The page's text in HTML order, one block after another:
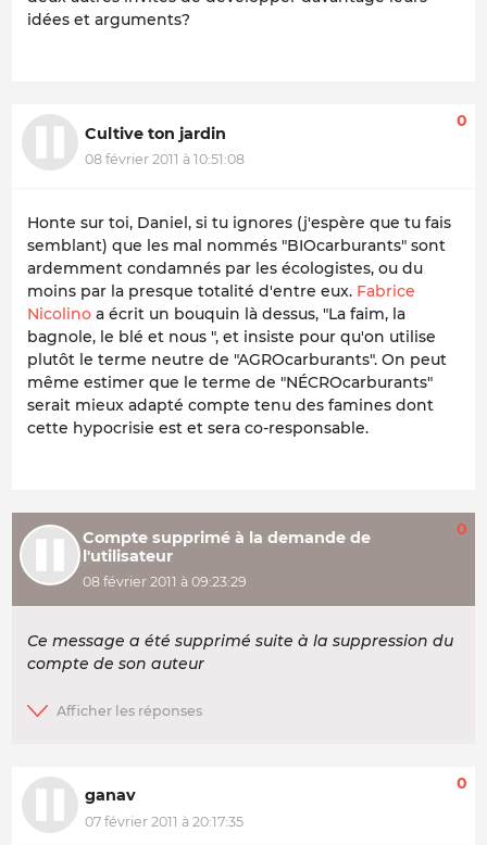
idées et arguments?
Cultive ton jardin
08 février 2011 à 10:51:08
0
Honte sur toi, Daniel, si tu ignores (j'espère que tu fais
semblant) que les mal nommés "BIOcarburants" sont
ardemment condamnés par les écologistes, ou du
moins par la presque totalité d'entre eux. Fabrice
Nicolino a écrit un bouquin là dessus, "La faim, la
bagnole, le blé et nous ", et insiste pour qu'on utilise
plutôt le terme neutre de "AGROcarburants". On peut
même estimer que le terme de "NÉCROcarburants"
serait mieux adapté compte tenu des famines dont
cette hypocrisie est et sera co-responsable.
Compte supprimé à la demande de
l'utilisateur
08 février 2011 à 09:23:29
0
Ce message a été supprimé suite à la suppression du
compte de son auteur
ganav
07 février 2011 à 20:17:35
0